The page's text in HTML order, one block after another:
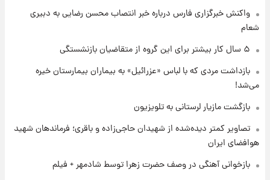
گران‌ترین خرید تاریخ رئال مادرید رونمایی شد
پیش‌بینی بارش‌های گسترده با ورود ال‌نینو؛ کدام
روزها پربارش‌تر خواهند بود؟
شماره پیراهن خریدهای جدید پرسپولیس اعلام
شد؛ تیکدری، محبی و سرگیف با اعداد ویژه
واکنش خبرگزاری فارس درباره خبر انتصاب محسن رضایی به دبیری
شعام
۵ سال کار بیشتر برای این گروه از متقاضیان بازنشستگی
بازداشت مردی که با لباس «عزرائیل» به بیماران بیمارستان خیره
می‌شد!
بازگشت مازیار لرستانی به تلویزیون
تصاویر کمتر دیده‌شده از شهیدان حاجی‌زاده و باقری؛ فرماندهان شهید
هوافضای ایران
بازخوانی آهنگی در وصف حضرت زهرا توسط شادمهر + فیلم